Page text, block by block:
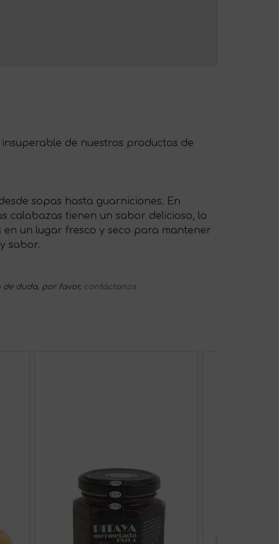
de nuestros productos de
sopas hasta guarniciones. En
calabazas tienen un sabor delicioso, lo
un lugar fresco y seco para mantener
sabor.
duda, por favor, contáctanos